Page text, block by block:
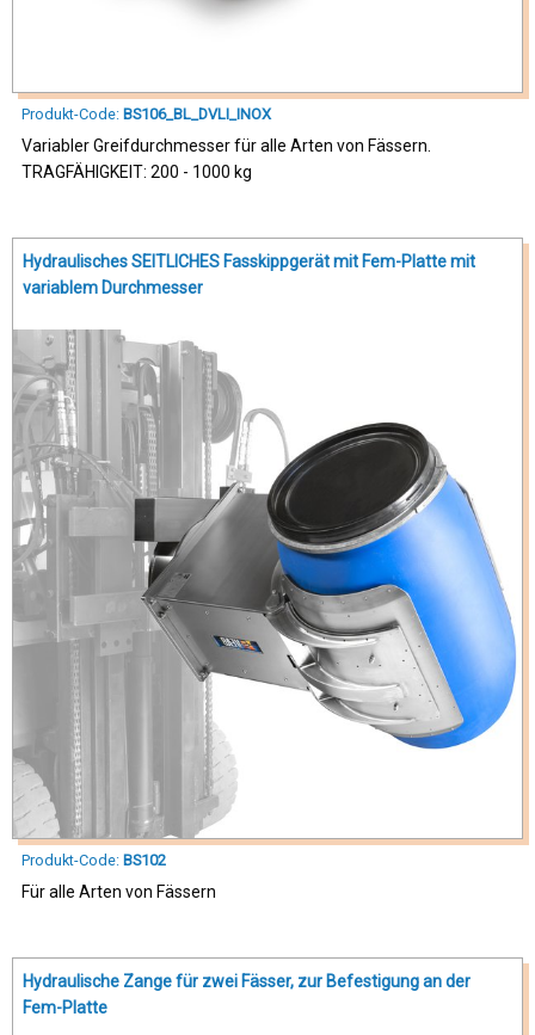
Produkt-Code: BS106_BL_DVLI_INOX
Variabler Greifdurchmesser für alle Arten von Fässern.
TRAGFÄHIGKEIT: 200 - 1000 kg
Hydraulisches SEITLICHES Fasskippgerät mit Fem-Platte mit
variablem Durchmesser
Produkt-Code: BS102
Für alle Arten von Fässern
Hydraulische Zange für zwei Fässer, zur Befestigung an der
Fem-Platte